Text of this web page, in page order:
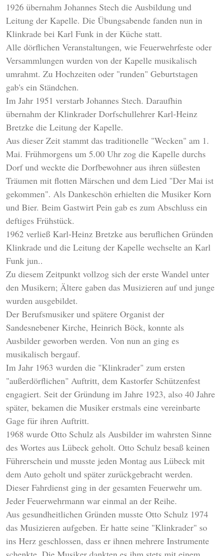
1926 übernahm Johannes Stech die Ausbildung und
Leitung der Kapelle. Die Übungsabende fanden nun in
Klinkrade bei Karl Funk in der Küche statt.
Alle dörflichen Veranstaltungen, wie Feuerwehrfeste oder
Versammlungen wurden von der Kapelle musikalisch
umrahmt. Zu Hochzeiten oder "runden" Geburtstagen
gab's ein Ständchen.
Im Jahr 1951 verstarb Johannes Stech. Daraufhin
übernahm der Klinkrader Dorfschullehrer Karl-Heinz
Bretzke die Leitung der Kapelle.
Aus dieser Zeit stammt das traditionelle "Wecken" am 1.
Mai. Frühmorgens um 5.00 Uhr zog die Kapelle durchs
Dorf und weckte die Dorfbewohner aus ihren süßesten
Träumen mit flotten Märschen und dem Lied "Der Mai ist
gekommen". Als Dankeschön erhielten die Musiker Korn
und Bier. Beim Gastwirt Pein gab es zum Abschluss ein
deftiges Frühstück.
1962 verließ Karl-Heinz Bretzke aus beruflichen Gründen
Klinkrade und die Leitung der Kapelle wechselte an Karl
Funk jun..
Zu diesem Zeitpunkt vollzog sich der erste Wandel unter
den Musikern; Ältere gaben das Musizieren auf und junge
wurden ausgebildet.
Der Berufsmusiker und spätere Organist der
Sandesnebener Kirche, Heinrich Böck, konnte als
Ausbilder geworben werden. Von nun an ging es
musikalisch bergauf.
Im Jahr 1963 wurden die "Klinkrader" zum ersten
"außerdörflichen" Auftritt, dem Kastorfer Schützenfest
engagiert. Seit der Gründung im Jahre 1923, also 40 Jahre
später, bekamen die Musiker erstmals eine vereinbarte
Gage für ihren Auftritt.
1968 wurde Otto Schulz als Ausbilder im wahrsten Sinne
des Wortes aus Lübeck geholt. Otto Schulz besaß keinen
Führerschein und musste jeden Montag aus Lübeck mit
dem Auto geholt und später zurückgebracht werden.
Dieser Fahrdienst ging in der gesamten Feuerwehr um.
Jeder Feuerwehrmann war einmal an der Reihe.
Aus gesundheitlichen Gründen musste Otto Schulz 1974
das Musizieren aufgeben. Er hatte seine "Klinkrader" so
ins Herz geschlossen, dass er ihnen mehrere Instrumente